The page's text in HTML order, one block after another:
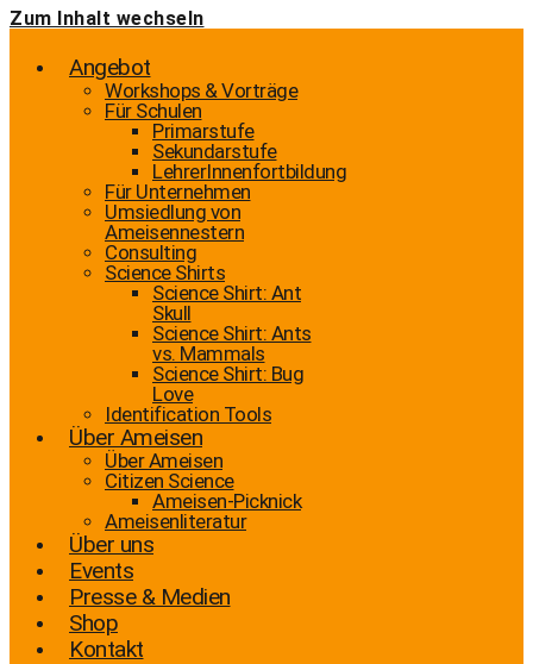
Zum Inhalt wechseln
Angebot
Workshops & Vorträge
Für Schulen
Primarstufe
Sekundarstufe
LehrerInnenfortbildung
Für Unternehmen
Umsiedlung von
Ameisennestern
Consulting
Science Shirts
Science Shirt: Ant
Skull
Science Shirt: Ants
vs. Mammals
Science Shirt: Bug
Love
Identification Tools
Über Ameisen
Über Ameisen
Citizen Science
Ameisen-Picknick
Ameisenliteratur
Über uns
Events
Presse & Medien
Shop
Kontakt